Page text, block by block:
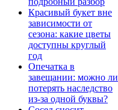
Красивый букет вне
зависимости от
сезона: какие цветы
доступны круглый
год
Опечатка в
завещании: можно ли
потерять наследство
из-за одной буквы?